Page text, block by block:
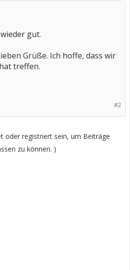
gut.
Grüße. Ich hoffe, dass wir
treffen.
#2
oder registriert sein, um Beiträge
zu können. )